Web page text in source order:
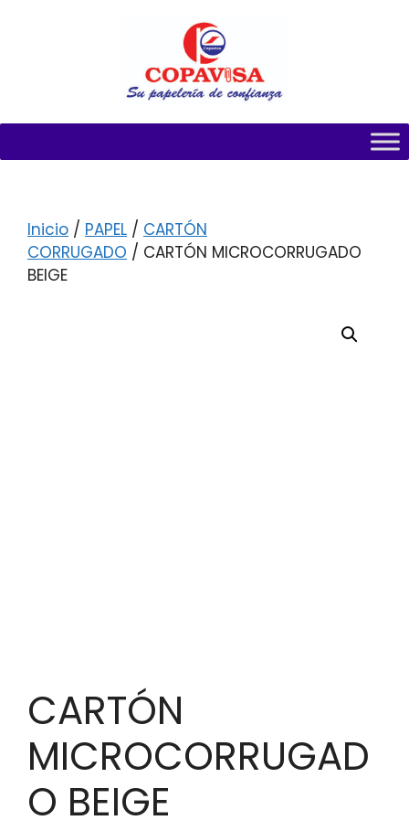
Inicio / PAPEL / CARTÓN
CORRUGADO / CARTÓN MICROCORRUGADO
BEIGE
CARTÓN
MICROCORRUGAD
O BEIGE